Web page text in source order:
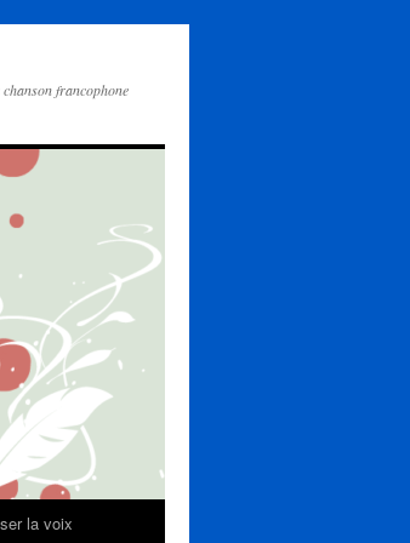
francophone
la voix